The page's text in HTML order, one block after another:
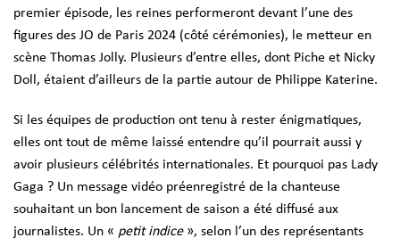
premier épisode, les reines performeront devant l’une des
figures des JO de Paris 2024 (côté cérémonies), le metteur en
scène Thomas Jolly. Plusieurs d’entre elles, dont Piche et Nicky
Doll, étaient d’ailleurs de la partie autour de Philippe Katerine.
Si les équipes de production ont tenu à rester énigmatiques,
elles ont tout de même laissé entendre qu’il pourrait aussi y
avoir plusieurs célébrités internationales. Et pourquoi pas Lady
Gaga ? Un message vidéo préenregistré de la chanteuse
souhaitant un bon lancement de saison a été diffusé aux
journalistes. Un « petit indice», selon l’un des représentants